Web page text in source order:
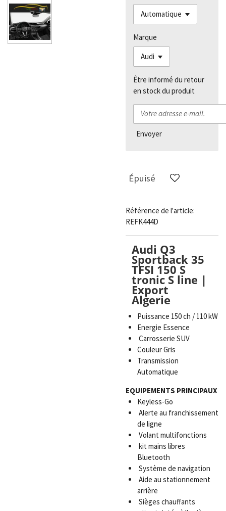
Marque
Être informé du retour
en stock du produit
Envoyer
Épuisé
Référence de l'article:
REFK444D
Audi Q3
Sportback 35
TFSI 150 S
tronic S line |
Export
Algerie
Puissance 150 ch / 110 kW
Energie Essence
Carrosserie SUV
Couleur Gris
Transmission
Automatique
EQUIPEMENTS PRINCIPAUX
Keyless-Go
Alerte au franchissement
de ligne
Volant multifonctions
kit mains libres
Bluetooth
Système de navigation
Aide au stationnement
arrière
Sièges chauffants